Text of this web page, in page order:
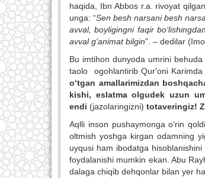
haqida, Ibn Abbos r.a. rivoyat
unga: “Sen besh narsani besh
avval, boyligingni faqir
avval g‘animat bilgin”. – dedilar
Bu imtihon dunyoda umrini
taolo ogohlantirib Qur'oni Karimda
o‘tgan amallarimizdan
kishi, eslatma olgudek uzun
endi (jazolaringizni) totaveringiz!
Aqlli inson pushaymonga o‘rin
oltmish yoshga kirgan odamning
uyqusi ham ibodatga
foydalanishi mumkin ekan. Abu
dalaga chiqib dehqonlar bilan yer